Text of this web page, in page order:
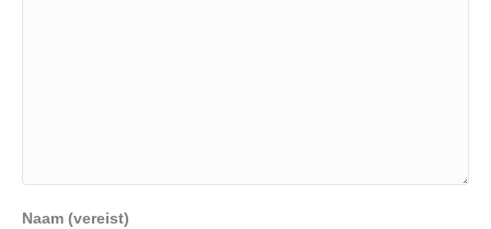
Naam (vereist)